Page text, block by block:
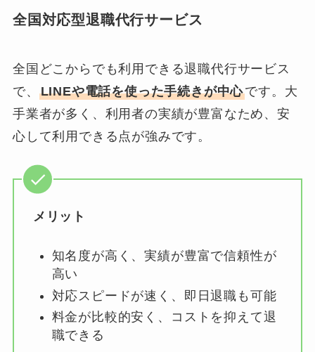
全国対応型退職代行サービス
全国どこからでも利用できる退職代行サービス
で、 LINEや電話を使った手続きが中心です。大
手業者が多く、利用者の実績が豊富なため、安
心して利用できる点が強みです。
メリット
知名度が高く、実績が豊富で信頼性が
高い
対応スピードが速く、即日退職も可能
料金が比較的安く、コストを抑えて退
職できる